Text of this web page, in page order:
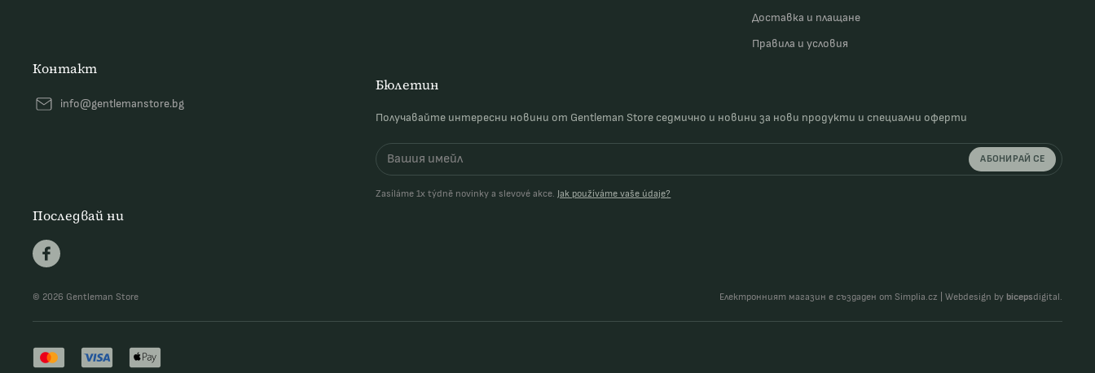
Доставка и плащане
Правила и условия
Бюлетин
Получавайте интересни новини от Gentleman Store седмично и новини за нови продукти и специални оферти
АБОНИРАЙ СЕ
Zasíláme 1x týdně novinky a slevové akce. Jak používáme vaše údaje?
Контакт
info@gentlemanstore.bg
Последвай ни
© 2026 Gentleman Store Електронният магазин е създаден от Simplia.cz Webdesign by bicepsdigital.